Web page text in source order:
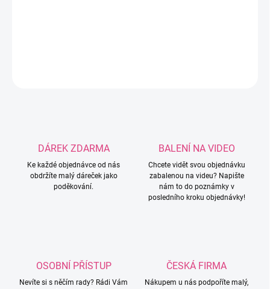
DÁREK ZDARMA
Ke každé objednávce od nás
obdržíte malý dáreček jako
poděkování.
BALENÍ NA VIDEO
Chcete vidět svou objednávku
zabalenou na videu? Napište
nám to do poznámky v
posledního kroku objednávky!
OSOBNÍ PŘÍSTUP
Nevíte si s něčím rady? Rádi Vám
ČESKÁ FIRMA
Nákupem u nás podpoříte malý,